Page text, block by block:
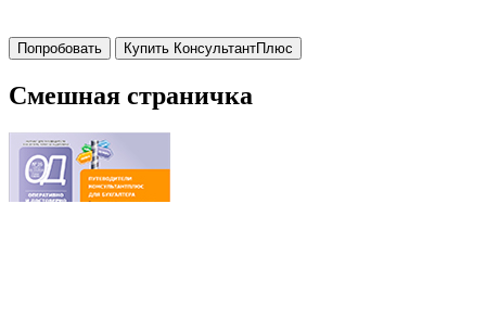
Попробовать Купить КонсультантПлюс
Смешная страничка